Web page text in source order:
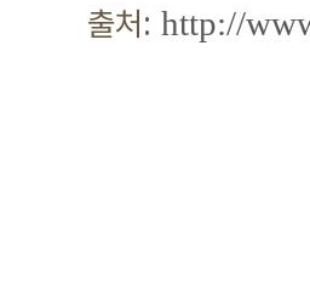
출처: http://